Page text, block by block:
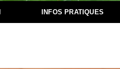
INFOS PRATIQUES